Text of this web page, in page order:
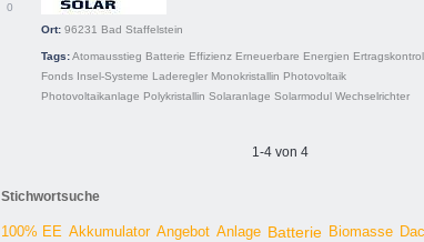
0
Ort: 96231 Bad Staffelstein
Tags:Atomausstieg Batterie Effizienz Erneuerbare Energien
Fonds Insel-Systeme Laderegler Monokristallin Photovoltaik
Photovoltaikanlage Polykristallin Solaranlage Solarmodul Wechselrichter
1-4 von 4
Stichwortsuche
100% EE Akkumulator Angebot Anlage Batterie Biomasse